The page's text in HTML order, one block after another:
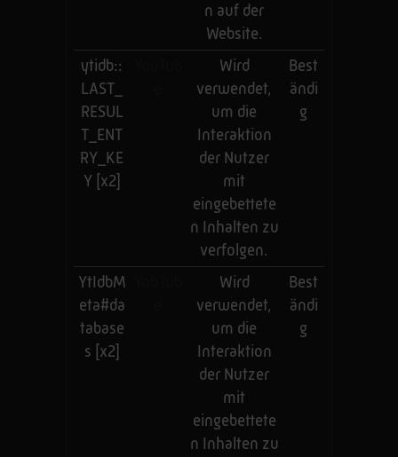
n auf der
Website.
ytidb::
LAST_
RESUL
T_ENT
RY_KE
Y [x2]
Wird
verwendet,
um die
Interaktion
der Nutzer
mit
eingebettete
n Inhalten zu
verfolgen.
Best
ändi
g
YtIdbM
eta#da
tabase
s [x2]
Wird
verwendet,
um die
Interaktion
der Nutzer
mit
eingebettete
n Inhalten zu
Best
ändi
g